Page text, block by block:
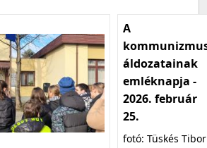
A
áldozatainak
emléknapja -
2026. február
25.
fotó: Tüskés Tibor